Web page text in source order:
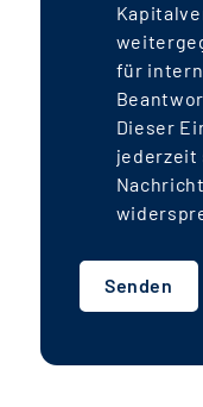
für
Dieser
jederzeit
Senden